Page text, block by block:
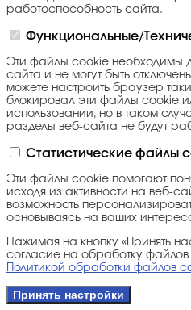
работоспособность сайта.
Функциональные/
Эти файлы cookie необходимы
сайта и не могут быть
можете настроить браузер
блокировал эти файлы cookie
использовании, но в таком
разделы веб-сайта не будут
Статистические файлы
Эти файлы cookie помогают
исходя из активности на веб-
возможность
основываясь на ваших
Нажимая на кнопку «Принять
согласие на обработку файлов
Политикой обработки файлов
Принять настройки